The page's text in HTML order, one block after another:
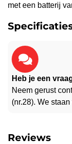
met een batterij
Heb je een
Neem gerust
(nr.28). We
Reviews